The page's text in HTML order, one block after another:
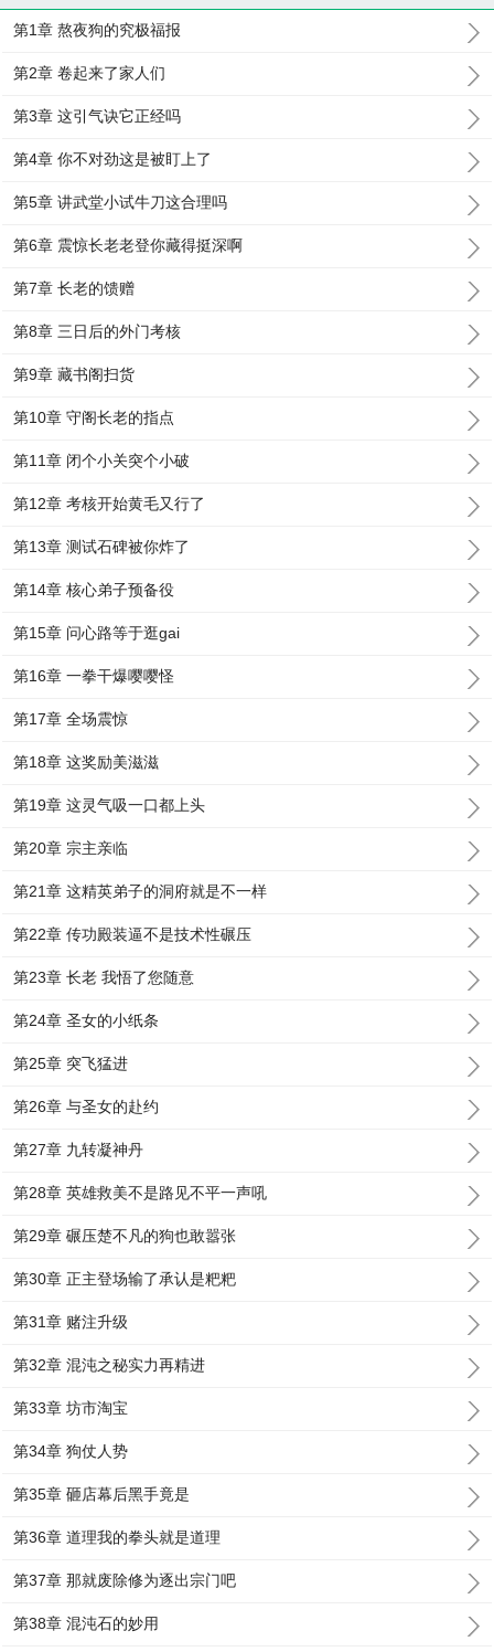
第1章 熬夜狗的究极福报
第2章 卷起来了家人们
第3章 这引气诀它正经吗
第4章 你不对劲这是被盯上了
第5章 讲武堂小试牛刀这合理吗
第6章 震惊长老老登你藏得挺深啊
第7章 长老的馈赠
第8章 三日后的外门考核
第9章 藏书阁扫货
第10章 守阁长老的指点
第11章 闭个小关突个小破
第12章 考核开始黄毛又行了
第13章 测试石碑被你炸了
第14章 核心弟子预备役
第15章 问心路等于逛gai
第16章 一拳干爆嘤嘤怪
第17章 全场震惊
第18章 这奖励美滋滋
第19章 这灵气吸一口都上头
第20章 宗主亲临
第21章 这精英弟子的洞府就是不一样
第22章 传功殿装逼不是技术性碾压
第23章 长老 我悟了您随意
第24章 圣女的小纸条
第25章 突飞猛进
第26章 与圣女的赴约
第27章 九转凝神丹
第28章 英雄救美不是路见不平一声吼
第29章 碾压楚不凡的狗也敢嚣张
第30章 正主登场输了承认是粑粑
第31章 赌注升级
第32章 混沌之秘实力再精进
第33章 坊市淘宝
第34章 狗仗人势
第35章 砸店幕后黑手竟是
第36章 道理我的拳头就是道理
第37章 那就废除修为逐出宗门吧
第38章 混沌石的妙用